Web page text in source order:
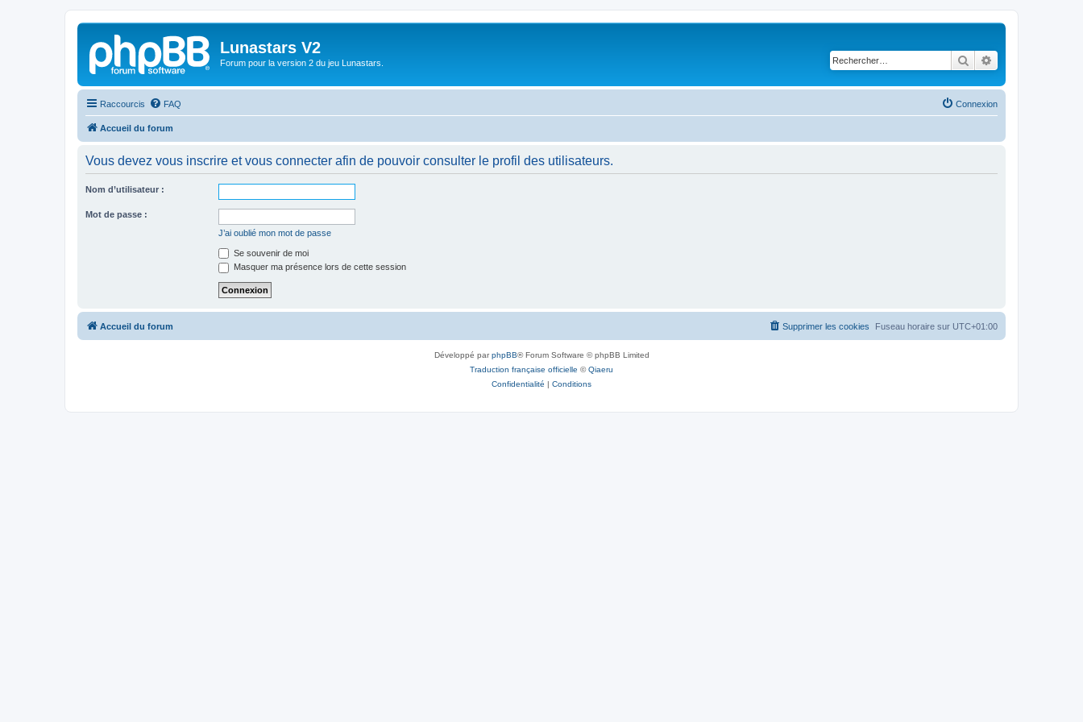
Lunastars V2
Forum pour la version 2 du jeu Lunastars. Rechercher
Raccourcis FAQ Connexion
Accueil du forum
Vous devez vous inscrire et vous connecter afin de pouvoir consulter le profil des utilisateurs.
Nom d’utilisateur :
Mot de passe :
J’ai oublié mon mot de passe
Se souvenir de moi
Masquer ma présence lors de cette session
Accueil du forum Fuseau horaire sur UTC+01:00
Supprimer les cookies
Développé parphpBB® Forum Software © phpBB Limited
Traduction française officielle ©Qiaeru
Confidentialité | Conditions